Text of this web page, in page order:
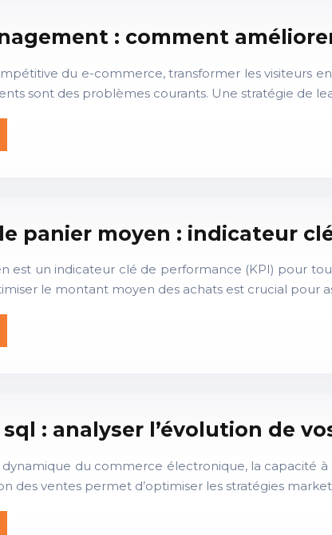
: comment
du e-commerce, transformer les visiteurs
sont des problèmes courants. Une stratégie de
panier moyen : indicateur
est un indicateur clé de performance (KPI) pour
le montant moyen des achats est crucial pour
: analyser l’évolution de
du commerce électronique, la capacité
des ventes permet d’optimiser les stratégies